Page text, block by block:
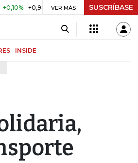
+0,98% UVR $ 416,91 +$ 0,05 +0,01%
VER MÁS SUSCRÍBASE
INSIDE